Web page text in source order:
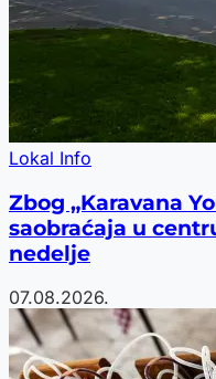
Lokal Info
Zbog „Karavana
saobraćaja u
nedelje
07.08.2026.